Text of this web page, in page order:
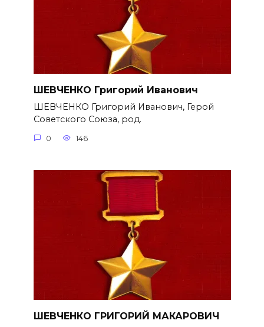
ШЕВЧЕНКО Григорий Иванович
ШЕВЧЕНКО Григорий Иванович, Герой
Советского Союза, род.
0 146
ШЕВЧЕНКО ГРИГОРИЙ МАКАРОВИЧ